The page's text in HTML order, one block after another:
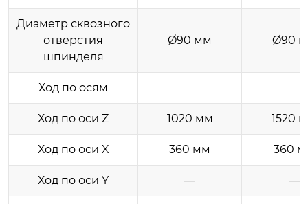
Диаметр сквозного
отверстия
шпинделя
Ø90 мм Ø90
Ход по осям
Ход по оси Z 1020 мм 1520
Ход по оси X 360 мм 360
Ход по оси Y — —